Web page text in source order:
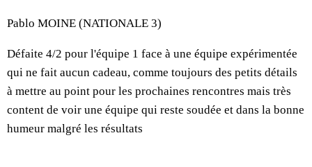
Pablo MOINE (NATIONALE 3)
Défaite 4/2 pour l'équipe 1 face à une équipe expérimentée
qui ne fait aucun cadeau, comme toujours des petits détails
à mettre au point pour les prochaines rencontres mais très
content de voir une équipe qui reste soudée et dans la bonne
humeur malgré les résultats